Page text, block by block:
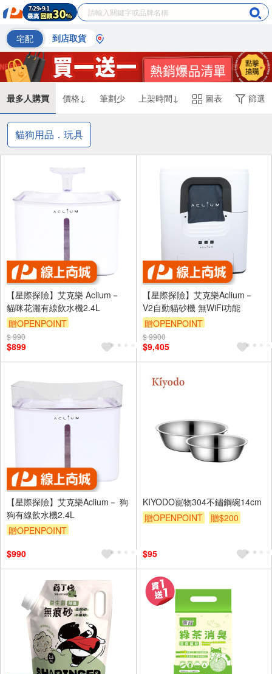
宅配 到店取貨
最多人購買 價格↓ 筆劃少 上架時間↓ 圖表 篩選
貓狗用品．玩具
【星際探險】艾克樂 Aclium－
貓咪花灑有線飲水機2.4L
贈OPENPOINT
$ 990
$899
【星際探險】艾克樂Aclium－
V2自動貓砂機 無WiFi功能
贈OPENPOINT
$ 9900
$9,405
【星際探險】艾克樂Aclium－ 狗
狗有線飲水機2.4L
贈OPENPOINT
$990
KIYODO寵物304不鏽鋼碗14cm
贈OPENPOINT
贈$200
$95